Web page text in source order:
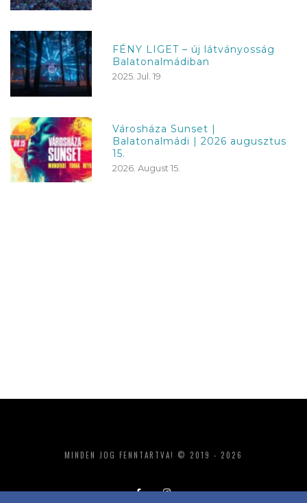
FÉNY LIGET – új látványosság
Balatonalmádiban
2025. Jul. 19
Városháza Sunset |
Balatonalmádi | 2026 augusztus
15.
2026. August 15.
MINDEN JOG FENNTARTVA! © 2019 - 2026